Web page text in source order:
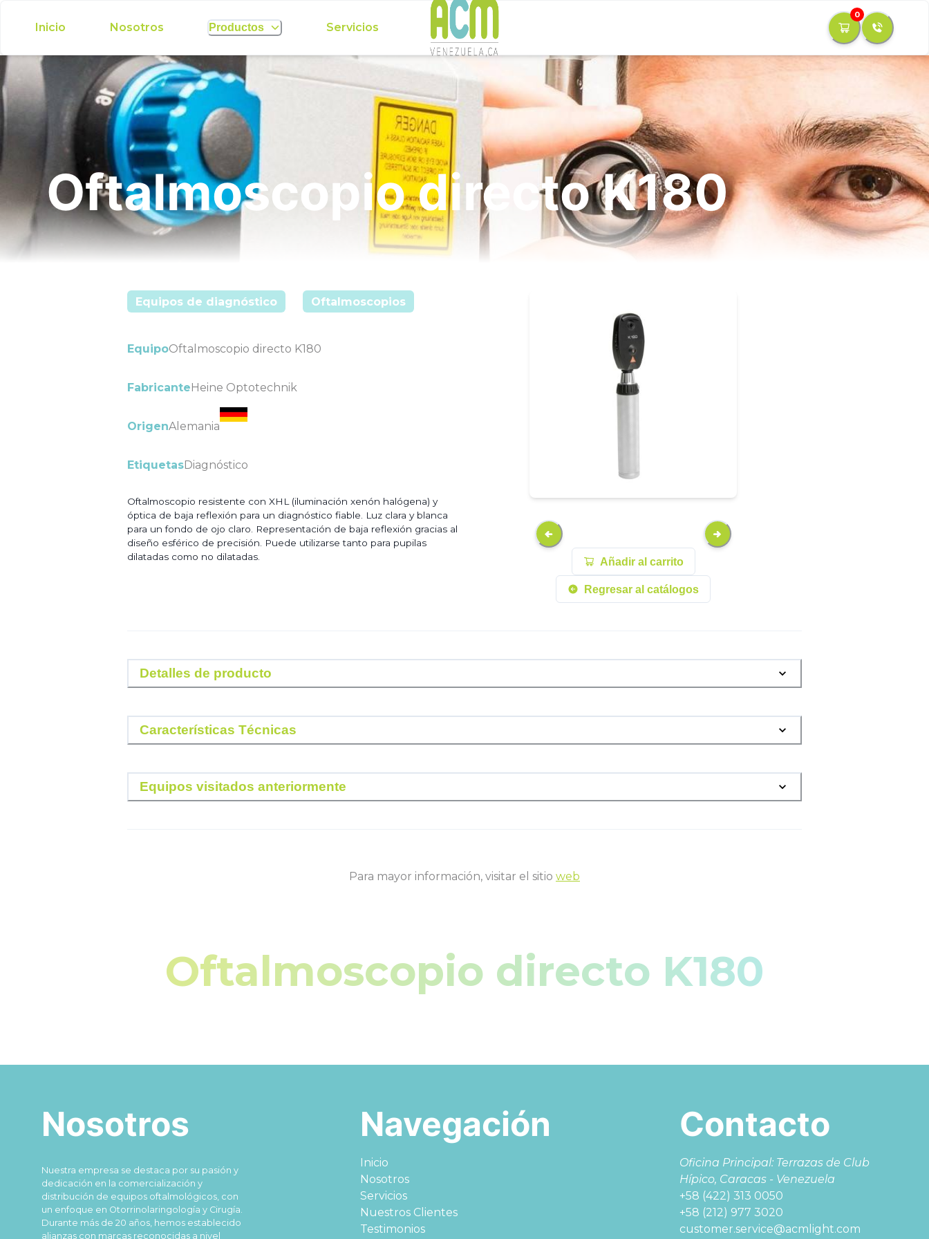
Inicio Nosotros Productos Servicios
0
Oftalmoscopio directo K180
Equipos de diagnóstico Oftalmoscopios
EquipoOftalmoscopio directo K180
FabricanteHeine Optotechnik
OrigenAlemania
EtiquetasDiagnóstico
Oftalmoscopio resistente con XHL (iluminación xenón halógena) y
óptica de baja reflexión para un diagnóstico fiable. Luz clara y blanca
para un fondo de ojo claro. Representación de baja reflexión gracias al
diseño esférico de precisión. Puede utilizarse tanto para pupilas
dilatadas como no dilatadas.
Añadir al carrito
Regresar al catálogos
Detalles de producto
Características Técnicas
Equipos visitados anteriormente
Para mayor información, visitar el sitio web
Oftalmoscopio directo K180
Nosotros
Nuestra empresa se destaca por su pasión y
dedicación en la comercialización y
distribución de equipos oftalmológicos, con
un enfoque en Otorrinolaringología y Cirugía.
Durante más de 20 años, hemos establecido
alianzas con marcas reconocidas a nivel
Navegación
Inicio
Nosotros
Servicios
Nuestros Clientes
Testimonios
Contacto
Oficina Principal: Terrazas de Club
Hípico, Caracas - Venezuela
+58 (422) 313 0050
+58 (212) 977 3020
customer.service@acmlight.com